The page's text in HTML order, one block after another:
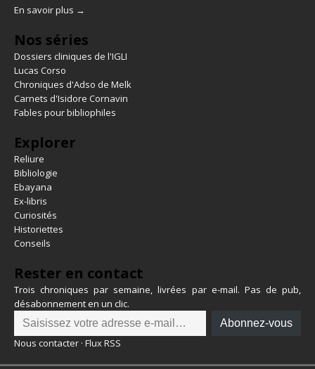
En savoir plus →
Nos séries
Dossiers cliniques de l'IGLI
Lucas Corso
Chroniques d'Adso de Melk
Carnets d'Isidore Cornavin
Fables pour bibliophiles
Explorer
Reliure
Bibliologie
Ebayana
Ex-libris
Curiosités
Historiettes
Conseils
Rester en contact
Trois chroniques par semaine, livrées par e-mail. Pas de pub,
désabonnement en un clic.
Abonnez-vous
Nous contacter · Flux RSS